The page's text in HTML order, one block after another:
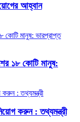
আহ্বান
১৮ কোটি মানুষ:
করুন : তথ্যমন্ত্রী